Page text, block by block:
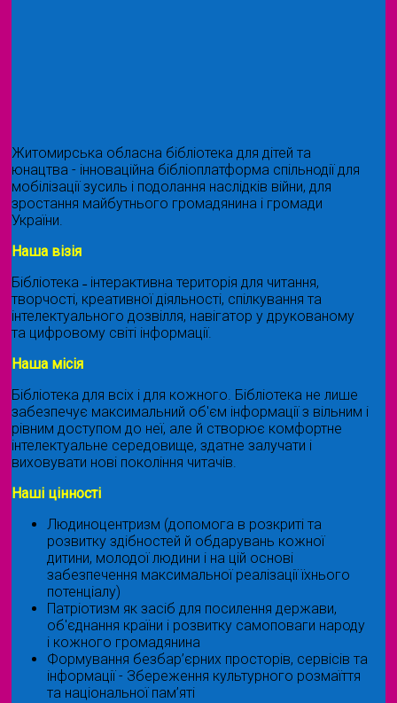
Житомирська обласна бібліотека для дітей та
юнацтва - інноваційна бібліоплатформа спільнодії для
мобілізації зусиль і подолання наслідків війни, для
зростання майбутнього громадянина і громади
України.
Наша візія
Бібліотека ˗ інтерактивна територія для читання,
творчості, креативної діяльності, спілкування та
інтелектуального дозвілля, навігатор у друкованому
та цифровому світі інформації.
Наша місія
Бібліотека для всіх і для кожного. Бібліотека не лише
забезпечує максимальний об'єм інформації з вільним і
рівним доступом до неї, але й створює комфортне
інтелектуальне середовище, здатне залучати і
виховувати нові покоління читачів.
Наші цінності
Людиноцентризм (допомога в розкриті та
розвитку здібностей й обдарувань кожної
дитини, молодої людини і на цій основі
забезпечення максимальної реалізації їхнього
потенціалу)
Патріотизм як засіб для посилення держави,
об'єднання країни і розвитку самоповаги народу
і кожного громадянина
Формування безбар’єрних просторів, сервісів та
інформації - Збереження культурного розмаїття
та національної пам’яті